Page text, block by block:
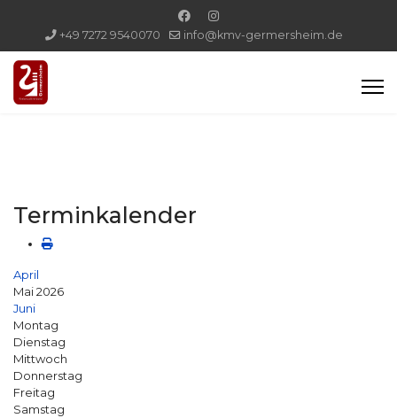
+49 7272 9540070 info@kmv-germersheim.de
Terminkalender
April
Mai 2026
Juni
Montag
Dienstag
Mittwoch
Donnerstag
Freitag
Samstag